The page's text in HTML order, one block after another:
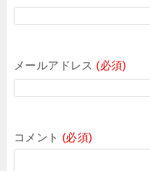
メールアドレス (必須)
コメント (必須)